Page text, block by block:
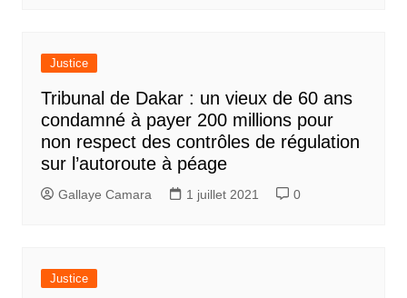
Justice
Tribunal de Dakar : un vieux de 60 ans
condamné à payer 200 millions pour
non respect des contrôles de régulation
sur l’autoroute à péage
Gallaye Camara 1 juillet 2021 0
Justice